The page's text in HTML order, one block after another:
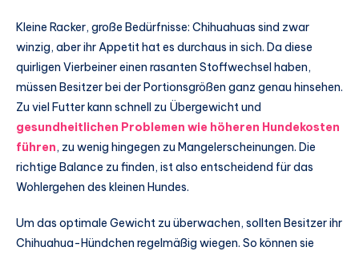
Kleine Racker, große Bedürfnisse: Chihuahuas sind zwar
winzig, aber ihr Appetit hat es durchaus in sich. Da diese
quirligen Vierbeiner einen rasanten Stoffwechsel haben,
müssen Besitzer bei der Portionsgrößen ganz genau hinsehen.
Zu viel Futter kann schnell zu Übergewicht und
gesundheitlichen Problemen wie höheren Hundekosten
führen, zu wenig hingegen zu Mangelerscheinungen. Die
richtige Balance zu finden, ist also entscheidend für das
Wohlergehen des kleinen Hundes.
Um das optimale Gewicht zu überwachen, sollten Besitzer ihr
Chihuahua-Hündchen regelmäßig wiegen. So können sie